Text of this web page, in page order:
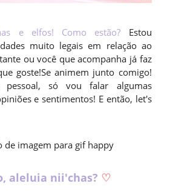
e elfos! Como estão? Estou
muito legais em relação ao
ou você que acompanha já faz
goste!Se animem junto comigo!
só vou falar algumas
e sentimentos! E então, let's
aleluia nii'chas? ♡